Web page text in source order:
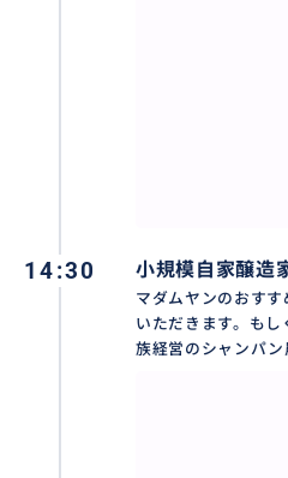
14:30 小規模自家醸造
マダムヤンのおす
いただきます。も
族経営のシャンパン